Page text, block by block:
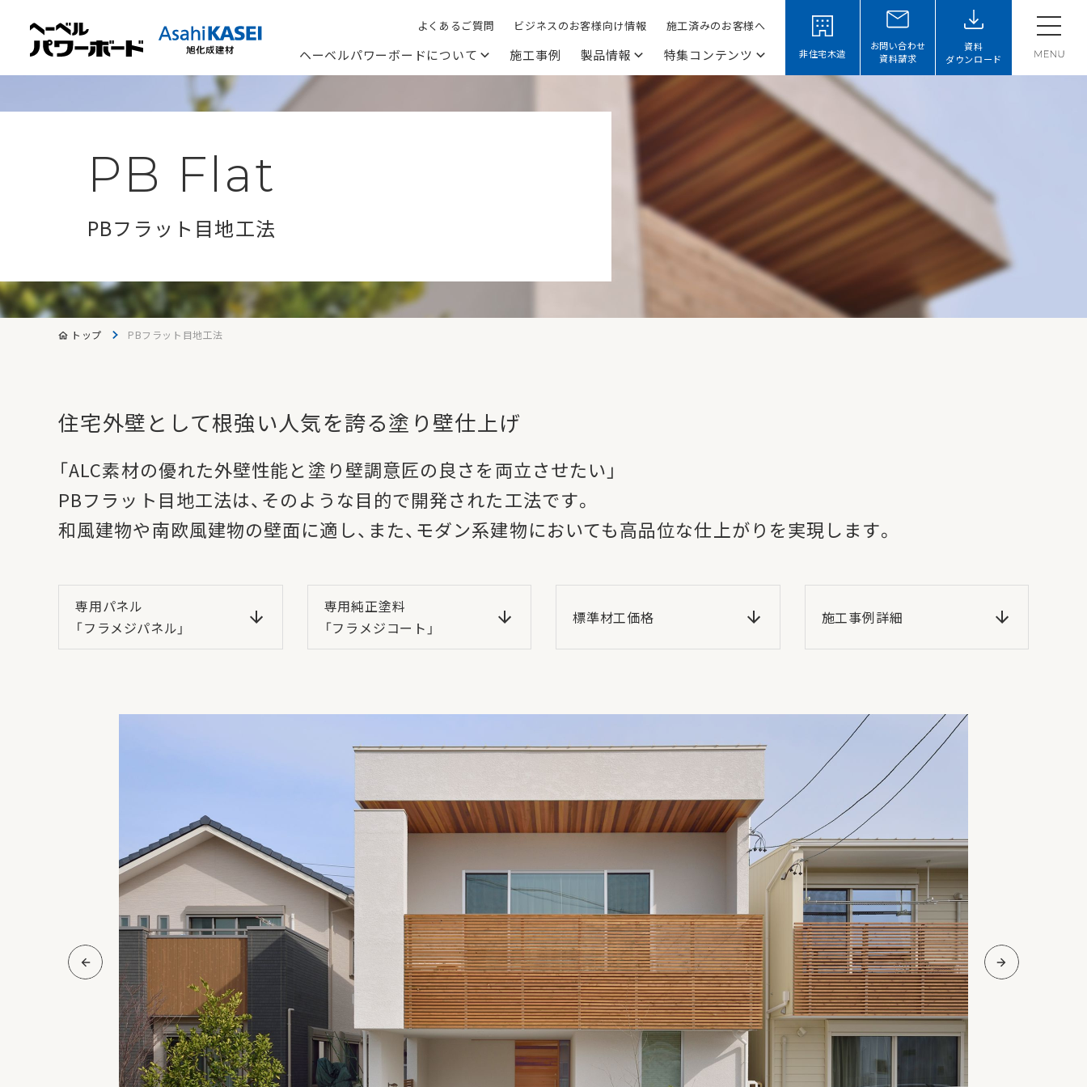
よくあるご質問 ビジネスのお客様向け情報 施工済みのお客様へ
ヘーベルパワーボードについて 施工事例 製品情報 特集コンテンツ 非住宅木造
お問い合わせ
資料請求
資料
ダウンロード
PB Flat
PBフラット目地工法
トップ PBフラット目地工法
住宅外壁として根強い人気を誇る塗り壁仕上げ
「ALC素材の優れた外壁性能と塗り壁調意匠の良さを両立させたい」
PBフラット目地工法は、そのような目的で開発された工法です。
和風建物や南欧風建物の壁面に適し、また、モダン系建物においても高品位な仕上がりを実現します。
専用パネル
「フラメジパネル」
専用純正塗料
「フラメジコート」
標準材工価格 施工事例詳細